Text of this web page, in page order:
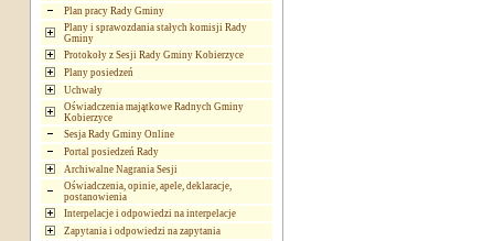
Plan pracy Rady Gminy
Plany i sprawozdania stałych komisji Rady
Gminy
Protokoły z Sesji Rady Gminy Kobierzyce
Plany posiedzeń
Uchwały
Oświadczenia majątkowe Radnych Gminy
Kobierzyce
Sesja Rady Gminy Online
Portal posiedzeń Rady
Archiwalne Nagrania Sesji
Oświadczenia, opinie, apele, deklaracje,
postanowienia
Interpelacje i odpowiedzi na interpelacje
Zapytania i odpowiedzi na zapytania